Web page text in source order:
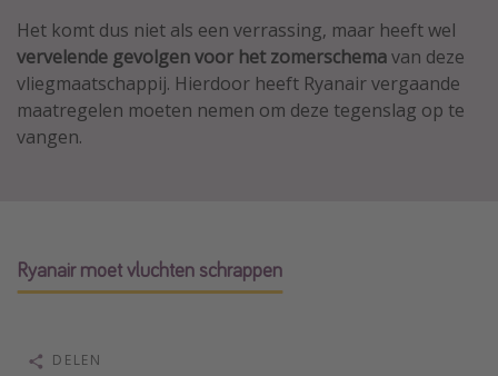
Overzicht
Weekendje weg
Autoverhuur
Vroegboeker
Zonvakanties
Het komt dus niet als een verrassing, maar heeft wel
vervelende gevolgen voor het zomerschemavan deze
vliegmaatschappij. Hierdoor heeft Ryanair vergaande
maatregelen moeten nemen om deze tegenslag op te
vangen.
Ryanair moet vluchten schrappen
DELEN